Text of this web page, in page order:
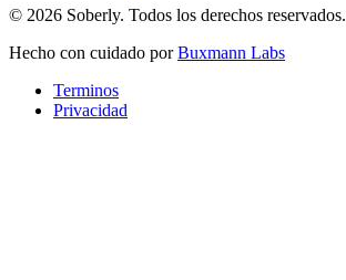
© 2026 Soberly. Todos los derechos reservados.
Hecho con cuidado porBuxmann Labs
Terminos
Privacidad